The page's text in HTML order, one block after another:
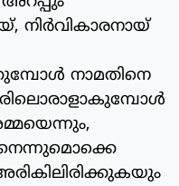
നിര്‍വികാരനായ്
നാമതിനെ